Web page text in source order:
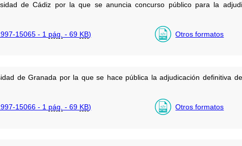
de Cádiz por la que se anuncia concurso público para la
15065 - 1 pág. - 69 KB) Otros formatos
de Granada por la que se hace pública la adjudicación definitiva
15066 - 1 pág. - 69 KB) Otros formatos